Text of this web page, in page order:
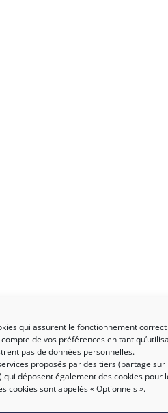
qui assurent le fonctionnement
de vos préférences en tant
pas de données personnelles.
proposés par des tiers (partage sur
qui déposent également des cookies pour
cookies sont appelés « Optionnels ».